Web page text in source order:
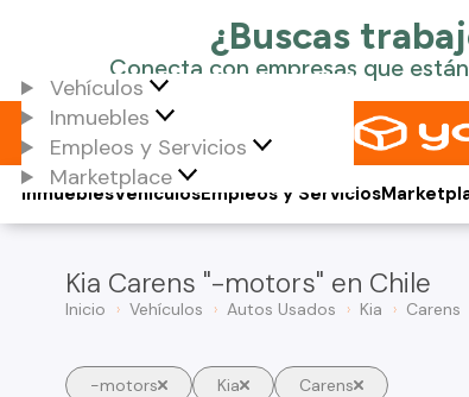
Vehículos
Inmuebles
Empleos y Servicios
Marketplace
Vehículos
Inmuebles Empleos y Servicios
Kia Carens "-motors" en Chile
Inicio Vehículos Autos Usados Kia Carens
-motors Kia Carens